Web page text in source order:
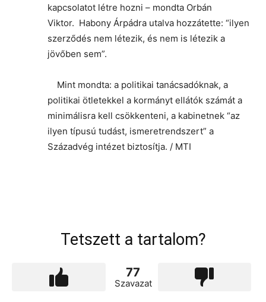
kapcsolatot létre hozni – mondta Orbán
Viktor. Habony Árpádra utalva hozzátette: “ilyen
szerződés nem létezik, és nem is létezik a
jövőben sem”.
Mint mondta: a politikai tanácsadóknak, a
politikai ötletekkel a kormányt ellátók számát a
minimálisra kell csökkenteni, a kabinetnek “az
ilyen típusú tudást, ismeretrendszert” a
Századvég intézet biztosítja. / MTI
Tetszett a tartalom?
77
Szavazat